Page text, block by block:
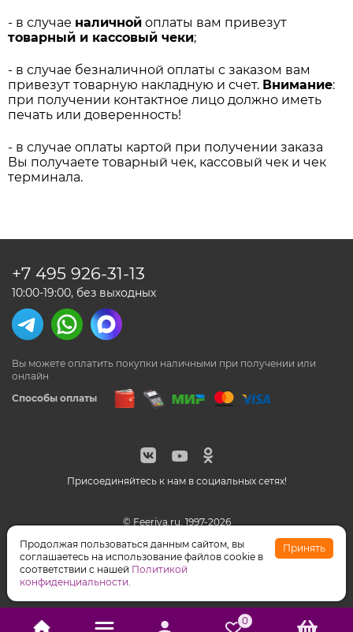
- в случае наличной оплаты вам привезут
товарный и кассовый чеки;
- в случае безналичной оплаты с заказом вам
привезут товарную накладную и счет. Внимание:
при получении контактное лицо должно иметь
печать или доверенность!
- в случае оплаты картой при получении заказа
Вы получаете товарный чек, кассовый чек и чек
терминала.
Присоединяйтесь к нам в социальных сетях!
© Feeriya.ru, 1997-2026
Способы оплаты
Вы можете оплатить покупки наличными при получении или
онлайн
+7 495 926-31-13
10:00-19:00, без выходных
WhatsApp принадлежат компании Meta, признанной
экстремистской организацией на территории РФ
Продолжая пользоваться данным сайтом, вы
соглашаетесь на использование файлов cookie в
соответствии с нашей Политикой
конфиденциальности.
Принять
0